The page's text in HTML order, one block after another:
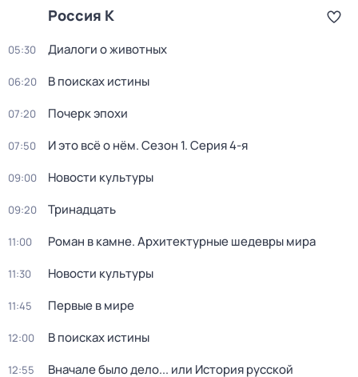
Россия К
05:30 Диалоги о животных
06:20 В поисках истины
07:20 Почерк эпохи
07:50 И это всё о нём. Сезон 1. Серия 4-я
09:00 Новости культуры
09:20 Тринадцать
11:00 Роман в камне. Архитектурные шедевры мира
11:30 Новости культуры
11:45 Первые в мире
12:00 В поисках истины
12:55
Вначале было дело... или История русской